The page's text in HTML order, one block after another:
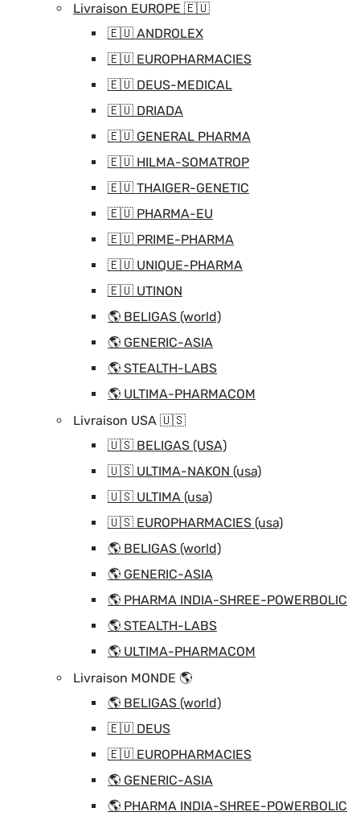
Livraison EUROPE 🇪🇺
🇪🇺 ANDROLEX
🇪🇺 EUROPHARMACIES
🇪🇺 DEUS-MEDICAL
🇪🇺 DRIADA
🇪🇺 GENERAL PHARMA
🇪🇺 HILMA-SOMATROP
🇪🇺 THAIGER-GENETIC
🇪🇺 PHARMA-EU
🇪🇺 PRIME-PHARMA
🇪🇺 UNIQUE-PHARMA
🇪🇺 UTINON
🌎 BELIGAS (world)
🌎 GENERIC-ASIA
🌎 STEALTH-LABS
🌎 ULTIMA-PHARMACOM
Livraison USA 🇺🇸
🇺🇸 BELIGAS (USA)
🇺🇸 ULTIMA-NAKON (usa)
🇺🇸 ULTIMA (usa)
🇺🇸 EUROPHARMACIES (usa)
🌎 BELIGAS (world)
🌎 GENERIC-ASIA
🌎 PHARMA INDIA-SHREE-POWERBOLIC
🌎 STEALTH-LABS
🌎 ULTIMA-PHARMACOM
Livraison MONDE 🌎
🌎 BELIGAS (world)
🇪🇺 DEUS
🇪🇺 EUROPHARMACIES
🌎 GENERIC-ASIA
🌎 PHARMA INDIA-SHREE-POWERBOLIC